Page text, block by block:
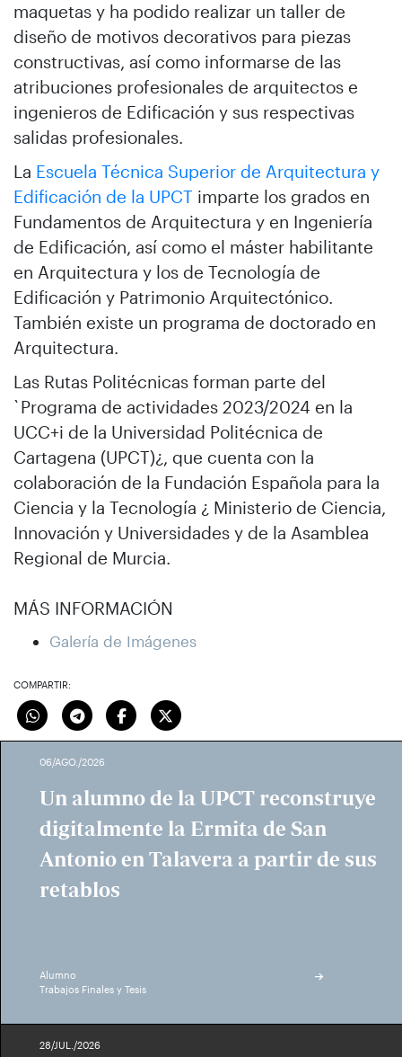
maquetas y ha podido realizar un taller de
diseño de motivos decorativos para piezas
constructivas, así como informarse de las
atribuciones profesionales de arquitectos e
ingenieros de Edificación y sus respectivas
salidas profesionales.
La Escuela Técnica Superior de Arquitectura y
Edificación de la UPCT imparte los grados en
Fundamentos de Arquitectura y en Ingeniería
de Edificación, así como el máster habilitante
en Arquitectura y los de Tecnología de
Edificación y Patrimonio Arquitectónico.
También existe un programa de doctorado en
Arquitectura.
Las Rutas Politécnicas forman parte del
`Programa de actividades 2023/2024 en la
UCC+i de la Universidad Politécnica de
Cartagena (UPCT)¿, que cuenta con la
colaboración de la Fundación Española para la
Ciencia y la Tecnología ¿ Ministerio de Ciencia,
Innovación y Universidades y de la Asamblea
Regional de Murcia.
MÁS INFORMACIÓN
Galería de Imágenes
COMPARTIR:
06/AGO./2026
Un alumno de la UPCT reconstruye
digitalmente la Ermita de San
Antonio en Talavera a partir de sus
retablos
Alumno
Trabajos Finales y Tesis
28/JUL./2026